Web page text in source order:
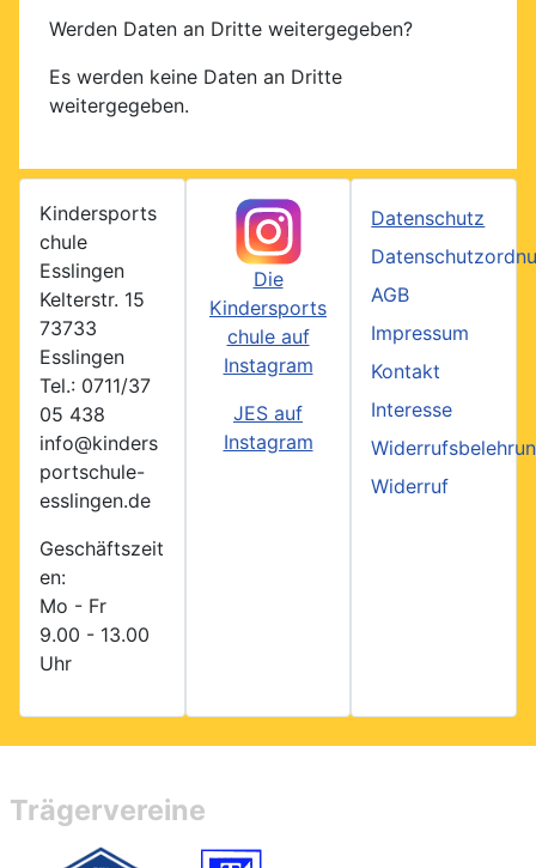
Werden Daten an Dritte weitergegeben?
Es werden keine Daten an Dritte
weitergegeben.
Kindersports
chule
Esslingen
Kelterstr. 15
73733
Esslingen
Tel.: 0711/37
05 438
info@kinders
portschule-
esslingen.de
Geschäftszeit
en:
Mo - Fr
9.00 - 13.00
Uhr
Die
Kindersports
chule auf
Instagram
JES auf
Instagram
Datenschutz
AGB
Impressum
Kontakt
Interesse
Widerruf
Trägervereine